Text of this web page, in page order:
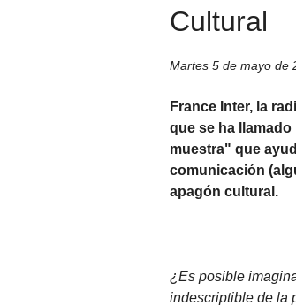
Cultural
Martes 5 de mayo de
France Inter, la
que se ha
muestra" que
comunicación
apagón cultural.
¿Es posible
indescriptible de la